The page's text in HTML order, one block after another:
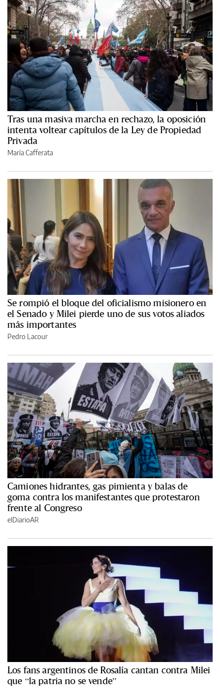
Tras una masiva marcha en rechazo, la oposición
intenta voltear capítulos de la Ley de Propiedad
Privada
María Cafferata
Se rompió el bloque del oficialismo misionero en
el Senado y Milei pierde uno de sus votos aliados
más importantes
Pedro Lacour
Camiones hidrantes, gas pimienta y balas de
goma contra los manifestantes que protestaron
frente al Congreso
elDiarioAR
Los fans argentinos de Rosalía cantan contra Milei
que “la patria no se vende”